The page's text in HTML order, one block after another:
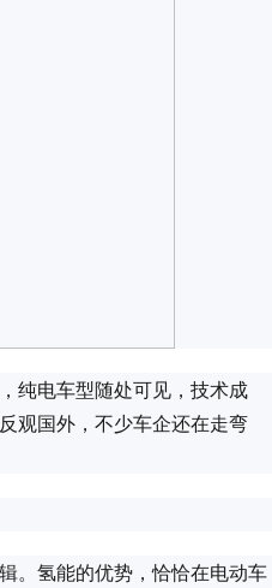
纯电车型随处可见，技术成
观国外，不少车企还在走弯
。氢能的优势，恰恰在电动车